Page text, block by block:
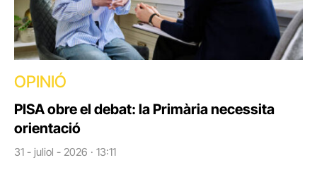
OPINIÓ
PISA obre el debat: la Primària necessita
orientació
31 - juliol - 2026 · 13:11